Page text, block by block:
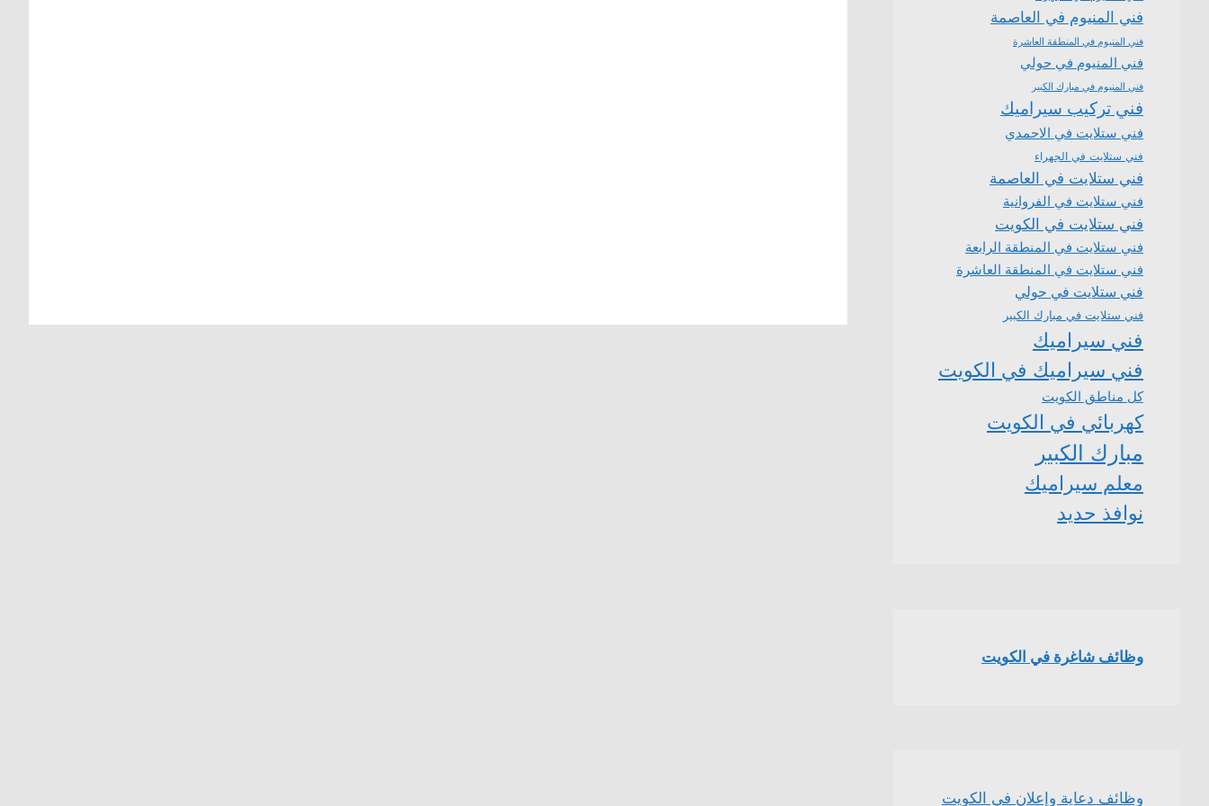
فني المنيوم في العاصمة
فني المنيوم في المنطقة العاشرة
فني المنيوم في حولي
فني المنيوم في مبارك الكبير
فني تركيب سيراميك
فني ستلايت في الاحمدي
فني ستلايت في الجهراء
فني ستلايت في العاصمة
فني ستلايت في الفروانية
فني ستلايت في الكويت
فني ستلايت في المنطقة الرابعة
فني ستلايت في المنطقة العاشرة
فني ستلايت في حولي
فني ستلايت في مبارك الكبير
فني سيراميك
فني سيراميك في الكويت
كل مناطق الكويت
كهربائي في الكويت
مبارك الكبير
معلم سيراميك
نوافذ حديد
وظائف شاغرة في الكويت
وظائف دعاية وإعلان في الكويت